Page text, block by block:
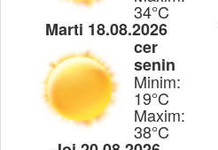
34°C
Marti 18.08.2026
cer
senin
Minim:
19°C
Maxim:
38°C